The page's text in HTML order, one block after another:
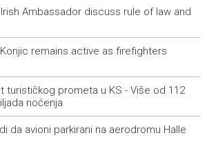
Ambassador discuss rule of law and
remains active as firefighters
turističkog prometa u KS - Više od 112
noćenja
da avioni parkirani na aerodromu Halle